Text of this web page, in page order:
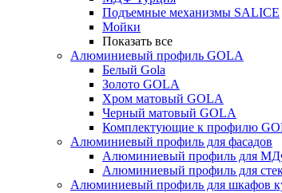
Подъемные механизмы SALICE
Мойки
Показать все
Алюминиевый профиль GOLA
Белый Gola
Золото GOLA
Хром матовый GOLA
Черный матовый GOLA
Комплектующие к профилю
Алюминиевый профиль для фасадов
Алюминиевый профиль для
Алюминиевый профиль для
Алюминиевый профиль для шкафов